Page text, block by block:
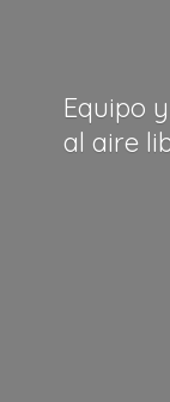
Equipo
al aire